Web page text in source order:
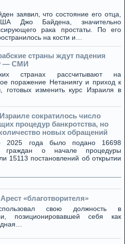
заявил, что состояние его отца,
Джо Байдена, значительно
рака простаты. По его
на кости и…
страны ждут падения
— СМИ
странах рассчитывают на
поражение Нетаниягу и приход к
готовых изменить курс Израиля в
сократилось число
процедур банкротства, но
новых обращений
2025 года было подано 16698
граждан о начале процедуры
15113 постановлений об открытии
Арест «благотворителя»
свою должность в
позиционировавшей себя как